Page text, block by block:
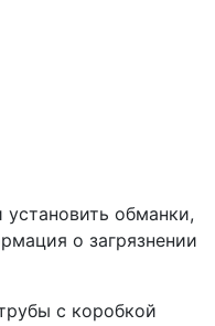
обманки,
о загрязнении
с коробкой